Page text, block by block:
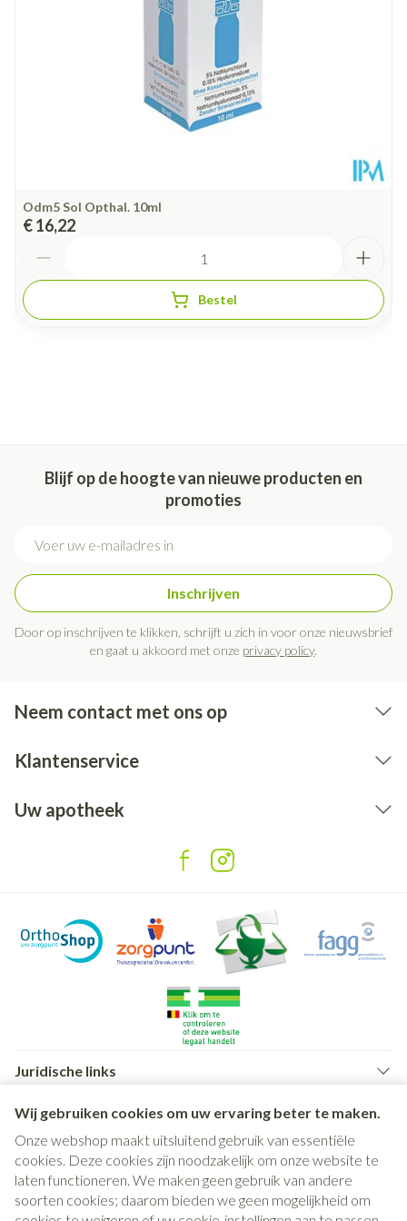
Wij gebruiken cookies om uw ervaring beter te maken.
Onze webshop maakt uitsluitend gebruik van essentiële
cookies. Deze cookies zijn noodzakelijk om onze website te
laten functioneren. We maken geen gebruik van andere
soorten cookies; daarom bieden we geen mogelijkheid om
Vegan
Kamertemperatuur (15°C -
25°C)
Odm5 Sol Opthal. 10ml
€ 16,22
Bestel
Blijf op de hoogte van nieuwe producten en
promoties
Inschrijven
Door op inschrijven te klikken, schrijft u zich in voor onze nieuwsbrief
en gaat u akkoord met onze privacy policy.
Neem contact met ons op
Klantenservice
Uw apotheek
Juridische links